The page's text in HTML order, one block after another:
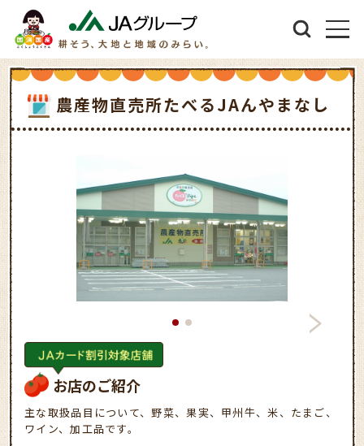
農産物直売所たべるJAんやまなし
お店のご紹介
主な取扱品目について、野菜、果実、甲州牛、米、たまご、
ワイン、加工品です。